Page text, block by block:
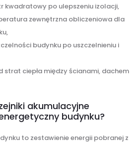
kwadratowy po ulepszeniu izolacji,
zewnętrzna obliczeniowa dla
budynku po uszczelnieniu i
strat ciepła między ścianami, dachem
akumulacyjne
budynku?
to zestawienie energii pobranej z